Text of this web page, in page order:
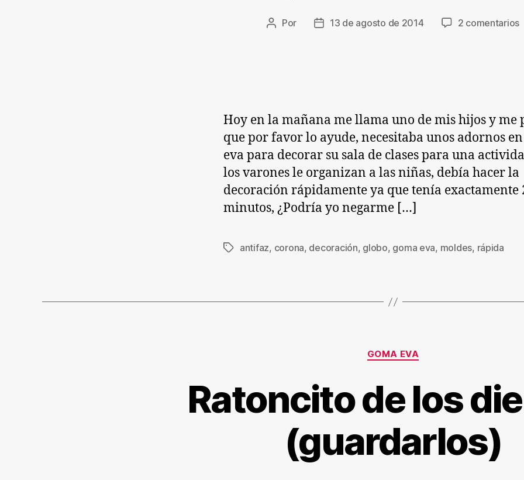
Autor
Por
Fecha13 de agosto de 2014 2 comentariosen
Hoy en la mañana me llama uno de mis hijos y me
que por favor lo ayude, necesitaba unos adornos
eva para decorar su sala de clases para una
los varones le organizan a las niñas, debía hacer la
decoración rápidamente ya que tenía exactamente
minutos, ¿Podría yo negarme […]
Etiquetas
antifaz, corona, decoración, globo, goma eva, moldes, rápida
Categorías
GOMA EVA
Ratoncito de los
(guardarlos)